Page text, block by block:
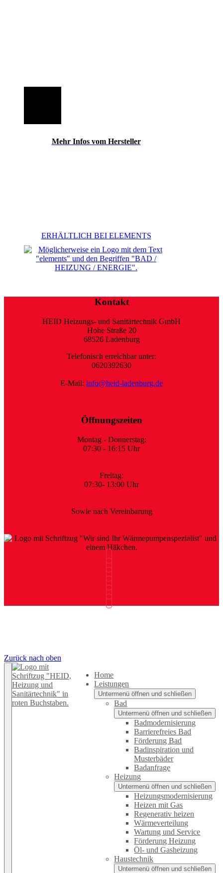
Mehr Infos vom Hersteller
ERHÄLTLICH BEI ELEMENTS
Kontakt
HEID Heizungs- und Sanitärtechnik GmbH
Hohe Straße 20
68526 Ladenburg
Telefonisch erreichbar unter:
0620392630
E-Mail: info@heid-ladenburg.de
Öffnungszeiten
Montag - Donnerstag:
07:30 - 16:15 Uhr
Freitag:
07:30- 13:00 Uhr
Sowie nach Vereinbarung
Zurück nach oben
Home
Leistungen
Untermenü öffnen und schließen
Bad
Untermenü öffnen und schließen
Badmodernisierung
Barrierefreies Bad
Förderung Bad
Badinspiration und
Musterbäder
Badanfrage
Heizung
Untermenü öffnen und schließen
Heizungsmodernisierung
Heizen mit Gas
Regenerativ heizen
Wärmeverteilung
Wartung und Service
Förderung Heizung
Öl- und Gasheizung
Haustechnik
Untermenü öffnen und schließen